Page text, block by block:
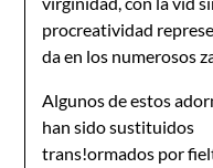
procreatividad
da en los numerosos
Algunos de estos
han sido sustituidos
trans!ormados por